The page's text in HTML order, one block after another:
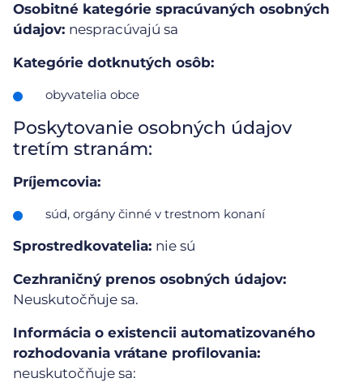
Osobitné kategórie spracúvaných osobných
údajov: nespracúvajú sa
Kategórie dotknutých osôb:
obyvatelia obce
Poskytovanie osobných údajov
tretím stranám:
Príjemcovia:
súd, orgány činné v trestnom konaní
Sprostredkovatelia: nie sú
Cezhraničný prenos osobných údajov:
Neuskutočňuje sa.
Informácia o existencii automatizovaného
rozhodovania vrátane profilovania:
neuskutočňuje sa: